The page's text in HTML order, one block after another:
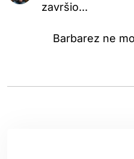
završio...
Barbarez ne